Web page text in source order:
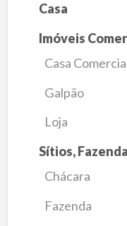
Casa
Imóveis
Casa
Galpão
Loja
Sítios,
Chácara
Fazenda